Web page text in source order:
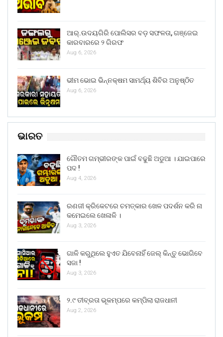
ଆର୍.ଉଦୟଗିରି ପୋଲିସର ବଡ଼ ସଫଳତା, ଗଞ୍ଜେଇ
କାରବାରରେ ୨ ଗିରଫ
Aug 6, 2026
ଭୀମ ଭୋଇ ଭିନ୍ନକ୍ଷମ ସାମର୍ଥ୍ୟ ଶିବିର ଅନୁଷ୍ଠିତ
Aug 6, 2026
ଭାରତ
ଗୌତମ ଗମ୍ଭୀରଙ୍କ ପାଇଁ ବଢୁଛି ଅଡୁଆ । ଯାଇପାରେ
ପଦ !
Aug 4, 2026
ରଣଜୀ କ୍ରିକେଟରେ ଚମତ୍କାର ଖେଳ ପଦର୍ଶନ କରି ନା
କମେଇଲେ ଖେଳାଳି ।
Aug 3, 2026
ଗାଳି କରୁଥିଲେ ହୁଏତ ଯିବେନାହିଁ ଜେଲ୍ କିନ୍ତୁ ଭୋଗିବେ
ସଜା !
Aug 3, 2026
୨.୯ ତୀବ୍ରତା ଭୂକମ୍ପରେ କମ୍ପିଲା ରାଜଧାନୀ
Aug 2, 2026